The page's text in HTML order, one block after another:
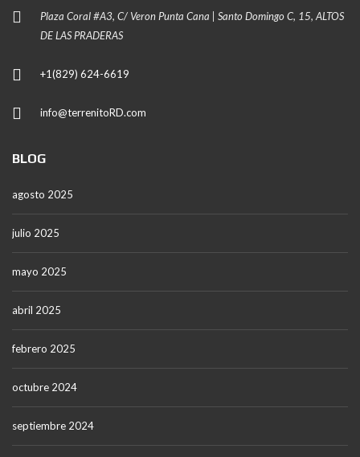
Plaza Coral #A3, C/ Veron Punta Cana | Santo Domingo C, 15, ALTOS
DE LAS PRADERAS
+1(829) 624-6619
info@terrenitoRD.com
BLOG
agosto 2025
julio 2025
mayo 2025
abril 2025
febrero 2025
octubre 2024
septiembre 2024